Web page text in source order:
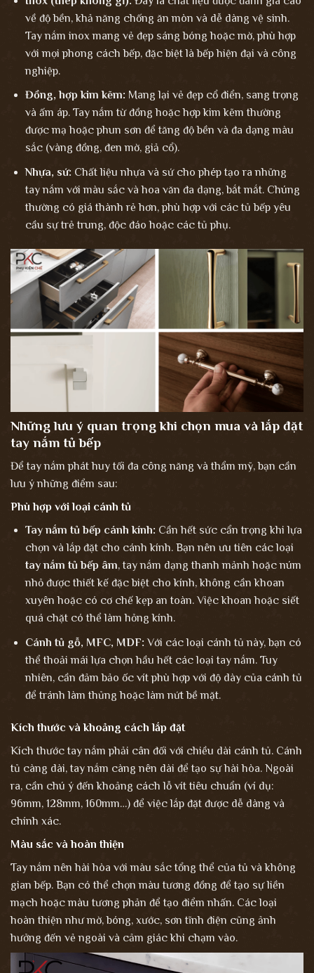
về độ bền, khả năng chống ăn mòn và dễ dàng vệ sinh.
Tay nắm inox mang vẻ đẹp sáng bóng hoặc mờ, phù hợp
với mọi phong cách bếp, đặc biệt là bếp hiện đại và công
nghiệp.
Đồng, hợp kim kẽm: Mang lại vẻ đẹp cổ điển, sang trọng
và ấm áp. Tay nắm từ đồng hoặc hợp kim kẽm thường
được mạ hoặc phun sơn để tăng độ bền và đa dạng màu
sắc (vàng đồng, đen mờ, giả cổ).
Nhựa, sứ: Chất liệu nhựa và sứ cho phép tạo ra những
tay nắm với màu sắc và hoa văn đa dạng, bắt mắt. Chúng
thường có giá thành rẻ hơn, phù hợp với các tủ bếp yêu
cầu sự trẻ trung, độc đáo hoặc các tủ phụ.
Những lưu ý quan trọng khi chọn mua và lắp đặt
tay nắm tủ bếp
Để tay nắm phát huy tối đa công năng và thẩm mỹ, bạn cần
lưu ý những điểm sau:
Phù hợp với loại cánh tủ
Tay nắm tủ bếp cánh kính: Cần hết sức cẩn trọng khi lựa
chọn và lắp đặt cho cánh kính. Bạn nên ưu tiên các loại
tay nắm tủ bếp âm, tay nắm dạng thanh mảnh hoặc núm
nhỏ được thiết kế đặc biệt cho kính, không cần khoan
xuyên hoặc có cơ chế kẹp an toàn. Việc khoan hoặc siết
quá chặt có thể làm hỏng kính.
Cánh tủ gỗ, MFC, MDF: Với các loại cánh tủ này, bạn có
thể thoải mái lựa chọn hầu hết các loại tay nắm. Tuy
nhiên, cần đảm bảo ốc vít phù hợp với độ dày của cánh tủ
để tránh làm thủng hoặc làm nứt bề mặt.
Kích thước và khoảng cách lắp đặt
Kích thước tay nắm phải cân đối với chiều dài cánh tủ. Cánh
tủ càng dài, tay nắm càng nên dài để tạo sự hài hòa. Ngoài
ra, cần chú ý đến khoảng cách lỗ vít tiêu chuẩn (ví dụ:
96mm, 128mm, 160mm…) để việc lắp đặt được dễ dàng và
chính xác.
Màu sắc và hoàn thiện
Tay nắm nên hài hòa với màu sắc tổng thể của tủ và không
gian bếp. Bạn có thể chọn màu tương đồng để tạo sự liền
mạch hoặc màu tương phản để tạo điểm nhấn. Các loại
hoàn thiện như mờ, bóng, xước, sơn tĩnh điện cũng ảnh
hưởng đến vẻ ngoài và cảm giác khi chạm vào.